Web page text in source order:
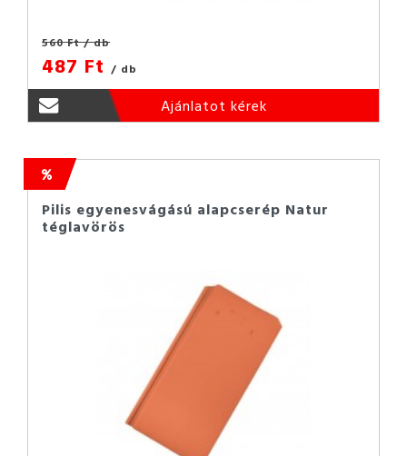
560 Ft/ db
487 Ft / db
Ajánlatot kérek
Pilis egyenesvágású alapcserép Natur
téglavörös